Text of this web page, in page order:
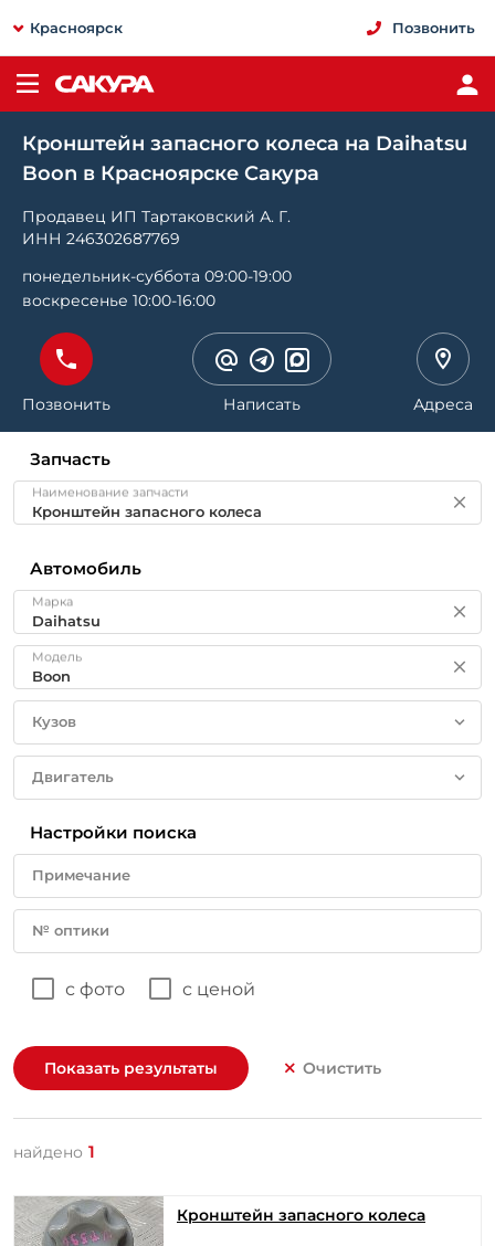
Красноярск Позвонить
Кронштейн запасного колеса на Daihatsu
Boon в Красноярске Сакура
Продавец ИП Тартаковский А. Г.
ИНН 246302687769
понедельник-суббота 09:00-19:00
воскресенье 10:00-16:00
Позвонить Написать Адреса
Запчасть
Наименование запчасти
Автомобиль
Марка
Модель
Кузов
Двигатель
Настройки поиска
Примечание
№ оптики
с фото с ценой
Показать результаты Очистить
найдено 1
Кронштейн запасного колеса